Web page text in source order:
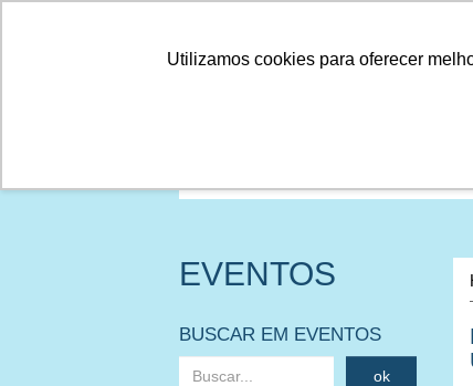
Utilizamos cookies para oferecer
EVENTOS
BUSCAR EM EVENTOS
ok